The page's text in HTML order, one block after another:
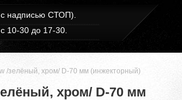
с надписью СТОП).
10-30 до 17-30.
/зелёный, хром/ D-70 мм (инжекторный)
хром/ D-70 мм